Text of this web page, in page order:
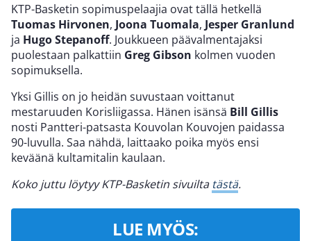
KTP-Basketin sopimuspelaajia ovat tällä hetkellä
Tuomas Hirvonen, Joona Tuomala, Jesper Granlund
ja Hugo Stepanoff. Joukkueen päävalmentajaksi
puolestaan palkattiin Greg Gibson kolmen vuoden
sopimuksella.
Yksi Gillis on jo heidän suvustaan voittanut
mestaruuden Korisliigassa. Hänen isänsä Bill Gillis
nosti Pantteri-patsasta Kouvolan Kouvojen paidassa
90-luvulla. Saa nähdä, laittaako poika myös ensi
keväänä kultamitalin kaulaan.
Koko juttu löytyy KTP-Basketin sivuilta tästä.
LUE MYÖS: